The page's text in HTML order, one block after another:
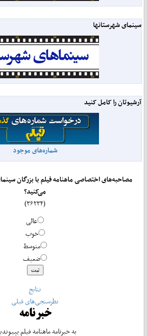
سینمای شهرستانها
آرشیوتان را کامل کنید
شماره‌های موجود
مصاحبه‌های اختصاصی ماهنامه فیلم با بزرگان
می‌کنید؟
عالی
خوب
متوسط
ضعیف
نتایج
نظرسنجی‌های قبلی
خبرنامه
به خبرنامه ماهنامه فیلم